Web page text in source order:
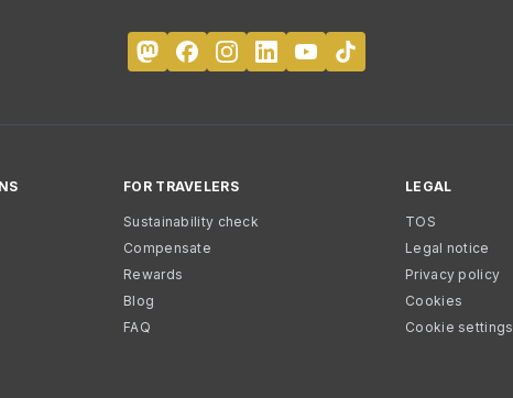
FOR TRAVELERS
Sustainability check
Compensate
Rewards
Blog
FAQ
LEGAL
TOS
Legal notice
Privacy policy
Cookies
Cookie settings